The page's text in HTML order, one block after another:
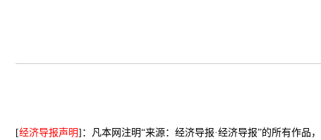
[经济导报声明]：凡本网注明“来源：经济导报·经济导报”的所有作品